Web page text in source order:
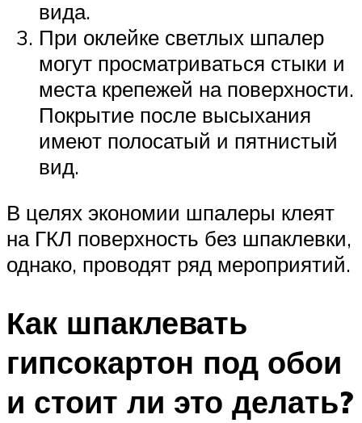
вида.
При оклейке светлых шпалер
могут просматриваться стыки и
места крепежей на поверхности.
Покрытие после высыхания
имеют полосатый и пятнистый
вид.
В целях экономии шпалеры клеят
на ГКЛ поверхность без шпаклевки,
однако, проводят ряд мероприятий.
Как шпаклевать
гипсокартон под обои
и стоит ли это делать?